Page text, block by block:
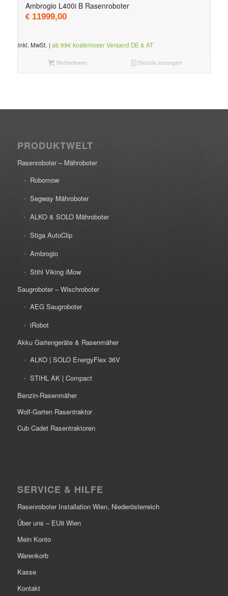
Ambrogio L400i B Rasenroboter
€11999,00
inkl. MwSt. | ab 99€ kostenloser Versand DE & AT
Weiterlesen Details anzeigen
PRODUKTWELT
Rasenroboter – Mähroboter
Robomow
Segway Mähroboter
ALKO & SOLO Mähroboter
Stiga AutoClip
Ambrogio
Stihl Viking iMow
Saugroboter – Wischroboter
AEG Saugroboter
iRobot
Akku Gartengeräte & Rasenmäher
ALKO | SOLO EnergyFlex 36V
STIHL AK | Compact
Benzin-Rasenmäher
Wolf-Garten Rasentraktor
Cub Cadet Rasentraktoren
SERVICE & HILFE
Rasenroboter Installation Wien, Niederösterreich
Über uns – EU9 Wien
Mein Konto
Warenkorb
Kasse
Kontakt